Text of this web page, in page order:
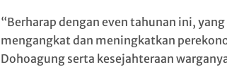
“Berharap dengan even tahunan ini,
mengangkat dan meningkatkan
Dohoagung serta kesejahteraan